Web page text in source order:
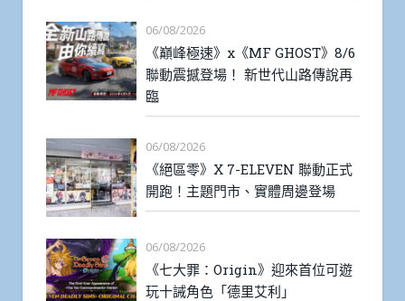
06/08/2026
《巔峰極速》x《MF GHOST》8/6
聯動震撼登場！ 新世代山路傳說再
臨
06/08/2026
《絕區零》X 7-ELEVEN 聯動正式
開跑！主題門市、實體周邊登場
06/08/2026
《七大罪：Origin》迎來首位可遊
玩十誡角色「德里艾利」